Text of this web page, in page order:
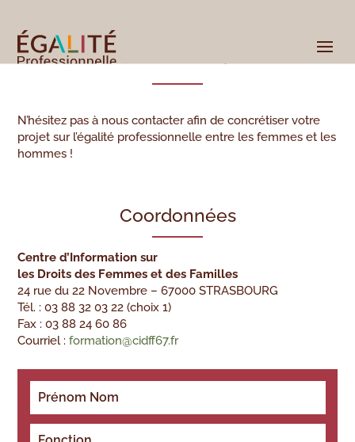
Nous
N’hésitez pas à nous contacter afin de concrétiser votre
projet sur l’égalité professionnelle entre les femmes et les
hommes !
Coordonnées
Centre d’Information sur
les Droits des Femmes et des Familles
24 rue du 22 Novembre – 67000 STRASBOURG
Tél. : 03 88 32 03 22 (choix 1)
Fax : 03 88 24 60 86
Courriel :formation@cidff67.fr